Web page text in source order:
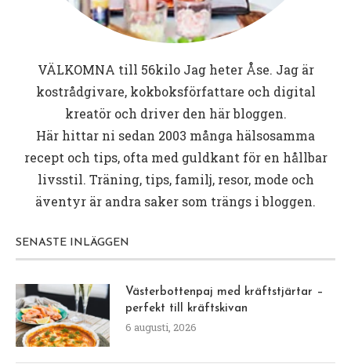
VÄLKOMNA till 56kiloJag heter Åse. Jag är
kostrådgivare, kokboksförfattare och digital
kreatör och driver den här bloggen.
Här hittar ni sedan 2003 många hälsosamma
recept och tips, ofta med guldkant för en hållbar
livsstil. Träning, tips, familj, resor, mode och
äventyr är andra saker som trängs i bloggen.
SENASTE INLÄGGEN
Västerbottenpaj med kräftstjärtar –
perfekt till kräftskivan
6 augusti, 2026